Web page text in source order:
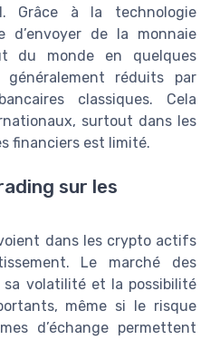
Grâce à la technologie
d’envoyer de la monnaie
du monde en quelques
réduits par
classiques. Cela
surtout dans les
financiers est limité.
sur les
dans les crypto actifs
Le marché des
volatilité et la possibilité
même si le risque
d’échange permettent